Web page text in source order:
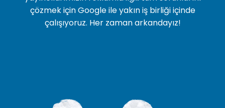
çözmek için Google ile yakın iş birliği içinde
çalışıyoruz. Her zaman arkandayız!